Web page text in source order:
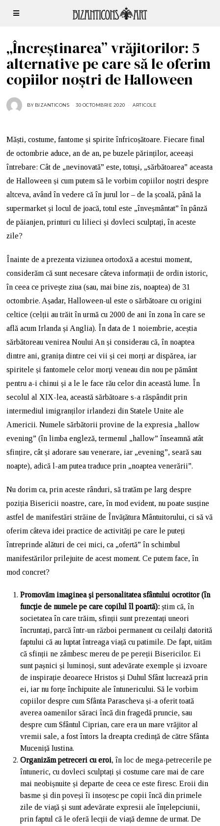
„Încreștinarea” vrăjitorilor: 5
alternative pe care să le oferim
copiilor noștri de Halloween
BY BIZANTICONS 30 OCTOMBRIE 2020 ARTICOLE
Măști, costume, fantome și spirite înfricoșătoare. Fiecare final
de octombrie aduce, an de an, pe buzele părinților, aceeași
întrebare: Cât de „nevinovată” este, totuși, „sărbătoarea” aceasta
de Halloween și cum putem să le vorbim copiilor noștri despre
altceva, având în vedere că în jurul lor – de la școală, până la
supermarket și locul de joacă, totul este „înveșmântat” în pânză
de păianjen, printuri cu lilieci și dovleci sculptați, în aceste
zile?
Înainte de a prezenta viziunea ortodoxă a acestui moment,
considerăm că sunt necesare câteva informații de ordin istoric,
în ceea ce privește ziua (sau, mai bine zis, noaptea) de 31
octombrie. Așadar, Halloween-ul este o sărbătoare cu origini
celtice (celții au trăit în urmă cu 2000 de ani în zona în care se
află acum Irlanda și Anglia). În data de 1 noiembrie, aceștia
sărbătoreau venirea Noului An și considerau că, în noaptea
dintre ani, granița dintre cei vii și cei morți ar dispărea, iar
spiritele și fantomele celor morţi veneau din nou pe pământ
pentru a-i chinui și a le le face rău celor din această lume. În
secolul al XIX-lea, această sărbătoare s-a răspândit prin
intermediul imigranților irlandezi din Statele Unite ale
Americii. Numele sărbătorii provine de la expresia „hallow
evening” (în limba engleză, termenul „hallow” înseamnă atât
sfințire, cât și adorare sau venerare, iar „evening”, seară sau
noapte), adică l-am putea traduce prin „noaptea venerării”.
Nu dorim ca, prin aceste rânduri, să tratăm pe larg despre
poziția Bisericii noastre, care, în mod evident, nu poate susține
astfel de manifestări străine de Învățătura Mântuitorului, ci să vă
oferim câteva idei practice de activități pe care le puteți
întreprinde alături de cei mici, ca „ofertă” în schimbul
manifestărilor prilejuite de acest moment. Ce putem face, în
mod concret?
Promovăm imaginea și personalitatea sfântului ocrotitor (în
funcție de numele pe care copilul îl poartă): știm că, în
societatea în care trăim, sfinții sunt prezentați uneori
încruntați, parcă într-un război permanent cu ceilalți datorită
faptului că au luptat întreaga viață cu patimile. De fapt, uităm
că sfinții ne zâmbesc mereu de pe pereții Bisericilor. Ei
sunt pașnici și luminoși, sunt adevărate exemple și izvoare
de inspirație deoarece Hristos și Duhul Sfânt lucrează prin
ei, iar nu forțe închipuite ale întunericului. Să le vorbim
copiilor despre cum Sfânta Parascheva și-a oferit toată
averea oamenilor săraci încă din fragedă pruncie, sau
despre cum Sfântul Ciprian, care era un mare vrăjitor al
vremii sale, a fost întors la dreapta credință de către Sfânta
Muceniță Iustina.
Organizăm petreceri cu eroi, în loc de mega-petrecerile pe
întuneric, cu dovleci sculptați și costume care mai de care
mai neobișnuite și departe de ceea ce este firesc. Eroii din
basme și din poveși îi insoțesc pe copii încă din primele
zile de viață și sunt adevărate expresii ale înțelepciunii,
prin faptul că le oferă lecții de viață demne de urmat. De